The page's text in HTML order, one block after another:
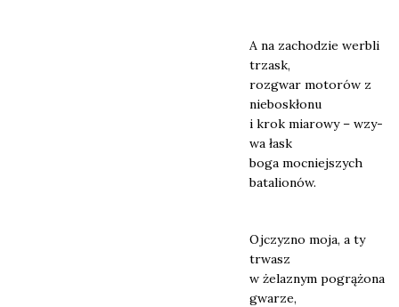
A na zacho­dzie wer­bli
trzask,
roz­gwar moto­rów z
nie­bo­skło­nu
i krok mia­ro­wy – wzy­
wa łask
boga moc­niej­szych
bata­lio­nów.
Ojczy­zno moja, a ty
trwasz
w żela­znym pogrą­żo­na
gwa­rze,